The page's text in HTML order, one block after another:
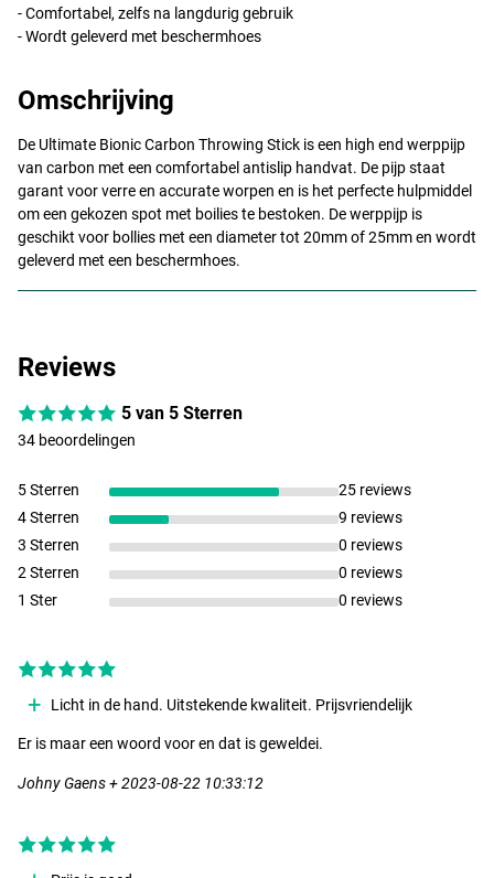
- Comfortabel, zelfs na langdurig gebruik
- Wordt geleverd met beschermhoes
Omschrijving
De Ultimate Bionic Carbon Throwing Stick is een high end werppijp
van carbon met een comfortabel antislip handvat. De pijp staat
garant voor verre en accurate worpen en is het perfecte hulpmiddel
om een gekozen spot met boilies te bestoken. De werppijp is
geschikt voor bollies met een diameter tot 20mm of 25mm en wordt
geleverd met een beschermhoes.
Reviews
5 van 5 Sterren
34 beoordelingen
5 Sterren
25 reviews
4 Sterren
9 reviews
3 Sterren
0 reviews
2 Sterren
0 reviews
1 Ster
0 reviews
Licht in de hand. Uitstekende kwaliteit. Prijsvriendelijk
Er is maar een woord voor en dat is geweldei.
Johny Gaens + 2023-08-22 10:33:12